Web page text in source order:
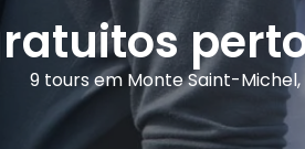
9 tours em Monte Saint-